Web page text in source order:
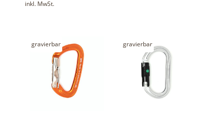
inkl. MwSt.
gravierbar gravierbar